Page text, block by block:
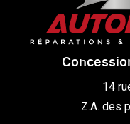
14
Z.A. des